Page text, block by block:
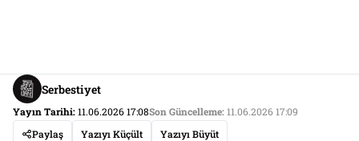
Serbestiyet
Yayın Tarihi:11.06.2026 17:08Son Güncelleme:11.06.2026 17:09
Paylaş
Yazıyı Küçült Yazıyı Büyüt